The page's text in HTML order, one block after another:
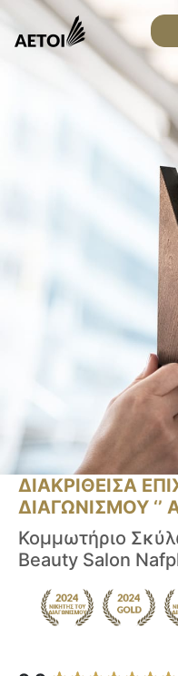
ΔΙΑΚΡΙΘΕΙΣΑ
ΔΙΑΓΩΝΙΣΜΟΥ ‘’
Κομμωτήριο
Beauty Salon